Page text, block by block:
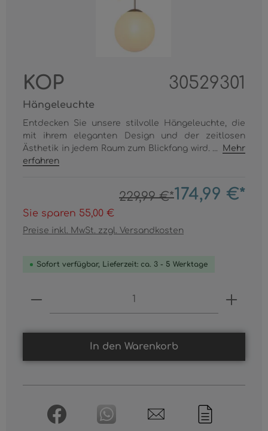
KOP 30529301
Hängeleuchte
Entdecken Sie unsere stilvolle Hängeleuchte, die
mit ihrem eleganten Design und der zeitlosen
Ästhetik in jedem Raum zum Blickfang wird. ...
Mehr
erfahren
229,99 €*174,99 €*
Sie sparen 55,00 €
Preise inkl. MwSt. zzgl. Versandkosten
Sofort verfügbar, Lieferzeit: ca. 3 - 5 Werktage
Produkt Anzahl: Gib den
In den Warenkorb